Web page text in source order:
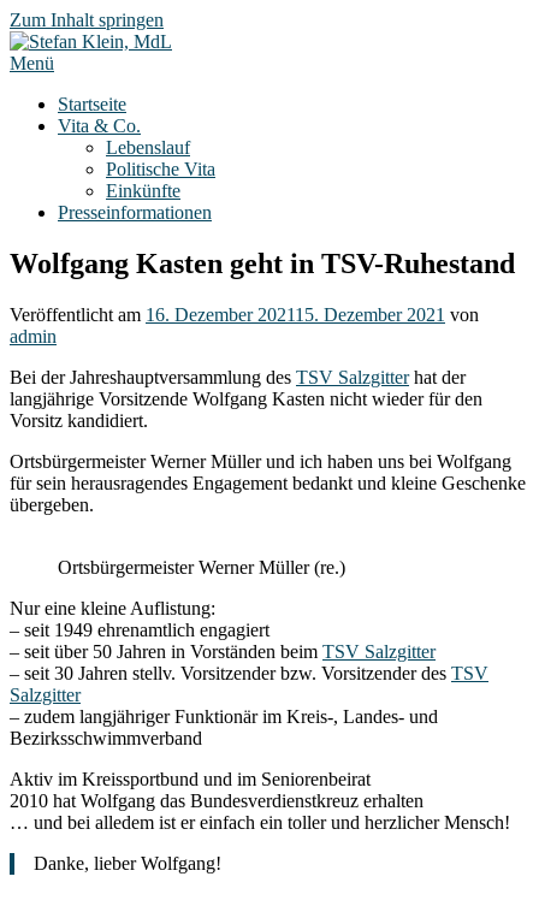
Zum Inhalt springen
Menü
Startseite
Vita & Co.
Lebenslauf
Politische Vita
Einkünfte
Presseinformationen
Wolfgang Kasten geht in TSV-Ruhestand
Veröffentlicht am 16. Dezember 202115. Dezember 2021 von
admin
Bei der Jahreshauptversammlung des TSV Salzgitterhat der
langjährige Vorsitzende Wolfgang Kasten nicht wieder für den
Vorsitz kandidiert.
Ortsbürgermeister Werner Müller und ich haben uns bei Wolfgang
für sein herausragendes Engagement bedankt und kleine Geschenke
übergeben.
Ortsbürgermeister Werner Müller (re.)
Nur eine kleine Auflistung:
– seit 1949 ehrenamtlich engagiert
– seit über 50 Jahren in Vorständen beim TSV Salzgitter
– seit 30 Jahren stellv. Vorsitzender bzw. Vorsitzender des TSV
Salzgitter
– zudem langjähriger Funktionär im Kreis-, Landes- und
Bezirksschwimmverband
Aktiv im Kreissportbund und im Seniorenbeirat
2010 hat Wolfgang das Bundesverdienstkreuz erhalten
… und bei alledem ist er einfach ein toller und herzlicher Mensch!
Danke, lieber Wolfgang!